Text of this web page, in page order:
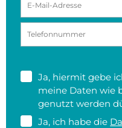
Ja, hiermit gebe
meine Daten wie
genutzt werden
Ja, ich habe die